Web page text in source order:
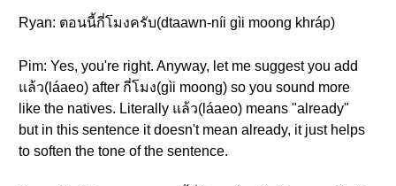
Ryan: ตอนนี้กี่โมงครับ(dtaawn-níi gìi moong khráp)
Pim: Yes, you're right. Anyway, let me suggest you add
แล้ว(láaeo) after กี่โมง(gìi moong) so you sound more
like the natives. Literally แล้ว(láaeo) means "already"
but in this sentence it doesn't mean already, it just helps
to soften the tone of the sentence.